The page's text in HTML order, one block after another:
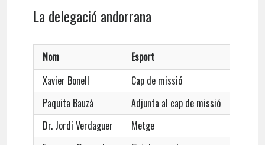
La delegació andorrana
Nom
Esport
Xavier Bonell
Cap de missió
Paquita Bauzà
Adjunta al cap de missió
Dr. Jordi Verdaguer
Metge